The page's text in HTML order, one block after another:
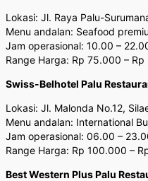
Lokasi: Jl. Raya Palu-
Menu andalan: Seafood
Jam operasional: 10.00 –
Range Harga: Rp 75.000 –
Swiss-Belhotel Palu
Lokasi: Jl. Malonda No.12,
Menu andalan: International
Jam operasional: 06.00 –
Range Harga: Rp 100.000 –
Best Western Plus Palu